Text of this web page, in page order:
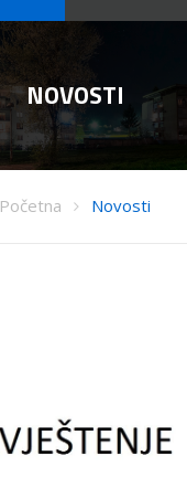
NOVOSTI
Početna Novosti